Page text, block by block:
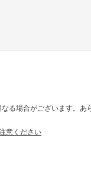
る場合がございます。あ
意ください